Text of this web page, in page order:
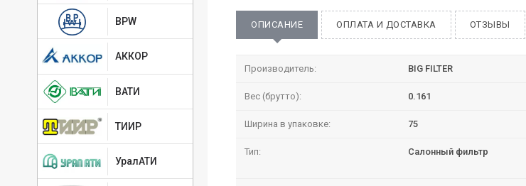
BPW
АККОР
ВАТИ
ТИИР
УралАТИ
ОПИСАНИЕ ОПЛАТА И ДОСТАВКА ОТЗЫВЫ
Производитель: BIG FILTER
Вес (брутто): 0.161
Ширина в упаковке: 75
Тип: Салонный фильтр